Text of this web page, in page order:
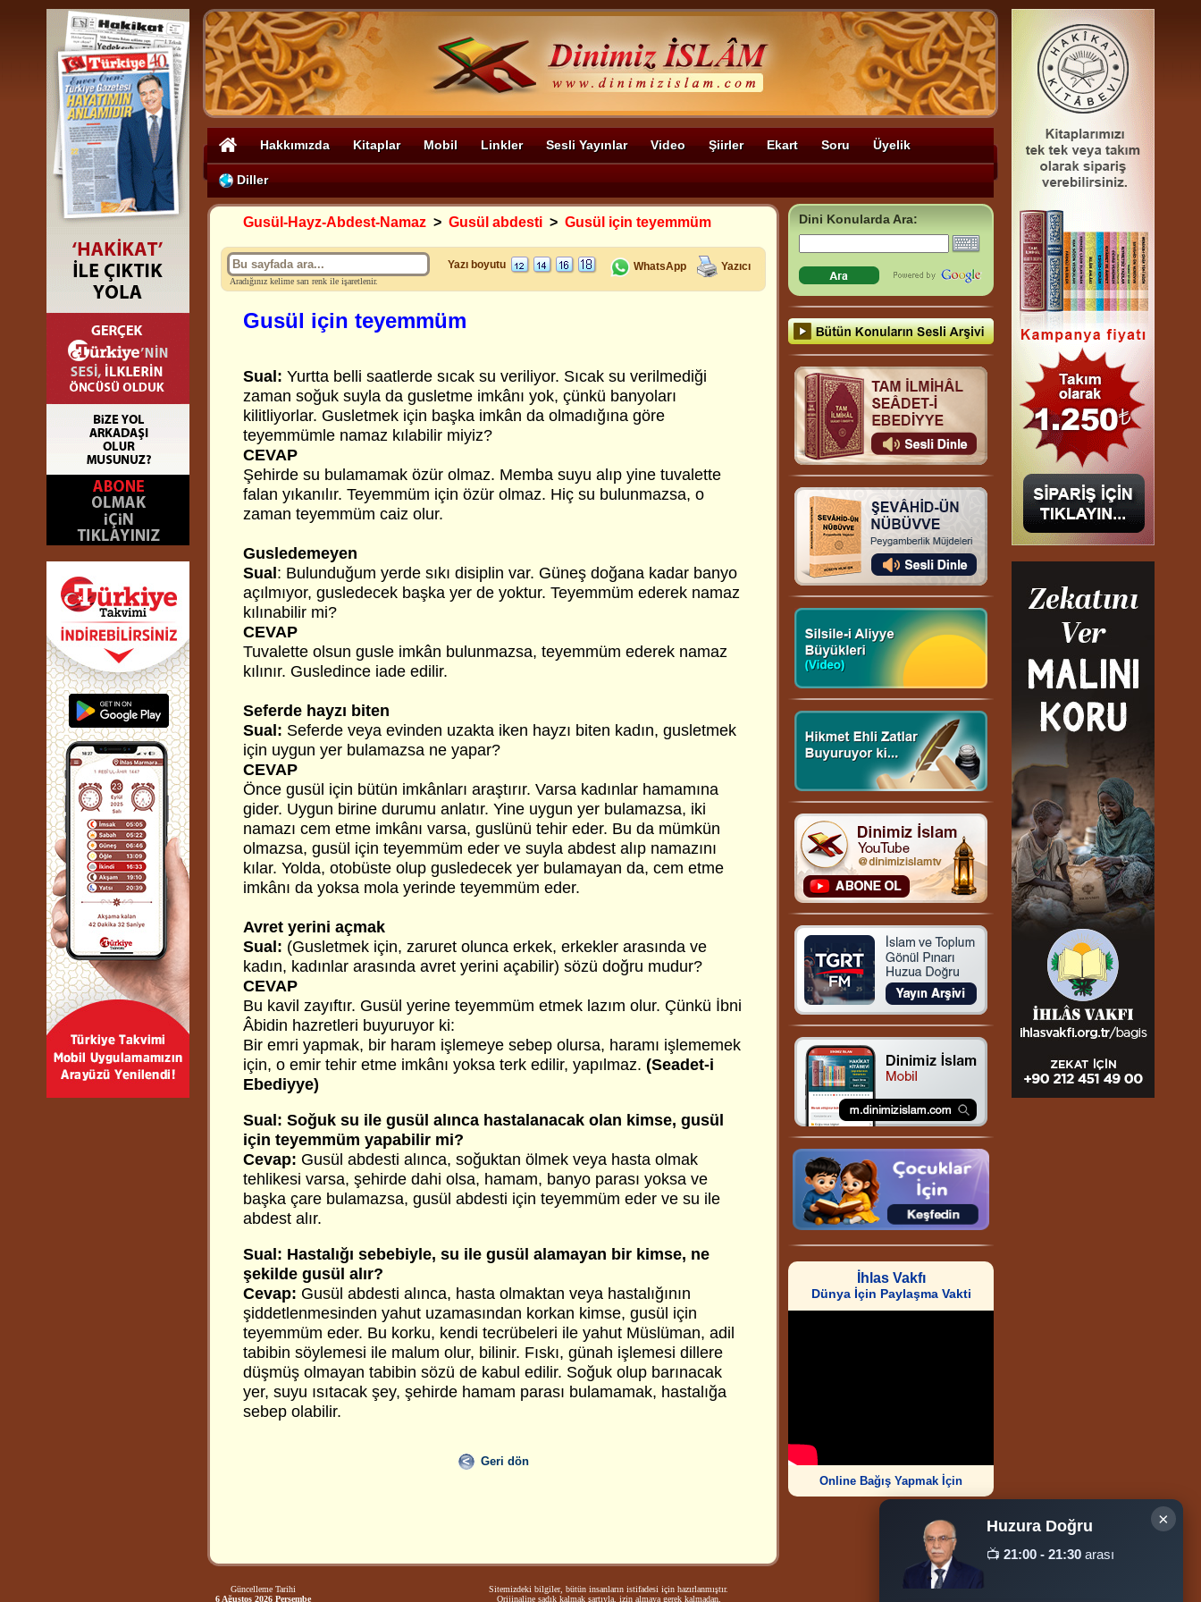
Hakkımızda Kitaplar Mobil Linkler Sesli Yayınlar Video Şiirler Ekart Soru Üyelik
Diller
Gusül-Hayz-Abdest-Namaz > Gusül abdesti > Gusül için teyemmüm
Aradığınız kelime sarı renk ile işaretlenir.
Yazı boyutu WhatsApp Yazıcı
Gusül için teyemmüm
Sual: Yurtta belli saatlerde sıcak su veriliyor. Sıcak su verilmediği
zaman soğuk suyla da gusletme imkânı yok, çünkü banyoları
kilitliyorlar. Gusletmek için başka imkân da olmadığına göre
teyemmümle namaz kılabilir miyiz?
CEVAP
Şehirde su bulamamak özür olmaz. Memba suyu alıp yine tuvalette
falan yıkanılır. Teyemmüm için özür olmaz. Hiç su bulunmazsa, o
zaman teyemmüm caiz olur.
Gusledemeyen
Sual : Bulunduğum yerde sıkı disiplin var. Güneş doğana kadar banyo
açılmıyor, gusledecek başka yer de yoktur. Teyemmüm ederek namaz
kılınabilir mi?
CEVAP
Tuvalette olsun gusle imkân bulunmazsa, teyemmüm ederek namaz
kılınır. Gusledince iade edilir.
Seferde hayzı biten
Sual: Seferde veya evinden uzakta iken hayzı biten kadın, gusletmek
için uygun yer bulamazsa ne yapar?
CEVAP
Önce gusül için bütün imkânları araştırır. Varsa kadınlar hamamına
gider. Uygun birine durumu anlatır. Yine uygun yer bulamazsa, iki
namazı cem etme imkânı varsa, guslünü tehir eder. Bu da mümkün
olmazsa, gusül için teyemmüm eder ve suyla abdest alıp namazını
kılar. Yolda, otobüste olup gusledecek yer bulamayan da, cem etme
imkânı da yoksa mola yerinde teyemmüm eder.
Avret yerini açmak
Sual: (Gusletmek için, zaruret olunca erkek, erkekler arasında ve
kadın, kadınlar arasında avret yerini açabilir) sözü doğru mudur?
CEVAP
Bu kavil zayıftır. Gusül yerine teyemmüm etmek lazım olur. Çünkü İbni
Âbidin hazretleri buyuruyor ki:
Bir emri yapmak, bir haram işlemeye sebep olursa, haramı işlememek
için, o emir tehir etme imkânı yoksa terk edilir, yapılmaz. (Seadet-i
Ebediyye)
Sual: Soğuk su ile gusül alınca hastalanacak olan kimse, gusül
için teyemmüm yapabilir mi?
Cevap: Gusül abdesti alınca, soğuktan ölmek veya hasta olmak
tehlikesi varsa, şehirde dahi olsa, hamam, banyo parası yoksa ve
başka çare bulamazsa, gusül abdesti için teyemmüm eder ve su ile
abdest alır.
Sual: Hastalığı sebebiyle, su ile gusül alamayan bir kimse, ne
şekilde gusül alır?
Cevap: Gusül abdesti alınca, hasta olmaktan veya hastalığının
şiddetlenmesinden yahut uzamasından korkan kimse, gusül için
teyemmüm eder. Bu korku, kendi tecrübeleri ile yahut Müslüman, adil
tabibin söylemesi ile malum olur, bilinir. Fıskı, günah işlemesi dillere
düşmüş olmayan tabibin sözü de kabul edilir. Soğuk olup barınacak
yer, suyu ısıtacak şey, şehirde hamam parası bulamamak, hastalığa
sebep olabilir.
Geri dön
Dini Konularda Ara:
İhlas Vakfı
Dünya İçin Paylaşma Vakti
Online Bağış Yapmak İçin
Güncelleme Tarihi
6 Ağustos 2026 Perşembe
Sitemizdeki bilgiler, bütün insanların istifadesi için hazırlanmıştır.
Orijinaline sadık kalmak şartıyla, izin almaya gerek kalmadan,
Ziyaretçi Sayısı
×
Huzura Doğru
📺 21:00 - 21:30 arası